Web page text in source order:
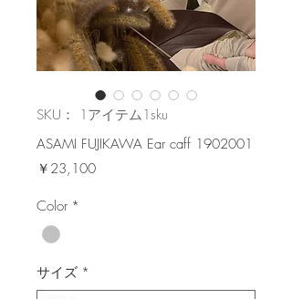
SKU： 1アイテム1sku
ASAMI FUJIKAWA Ear caff 1902001
￥23,100価
Color *
サイズ *